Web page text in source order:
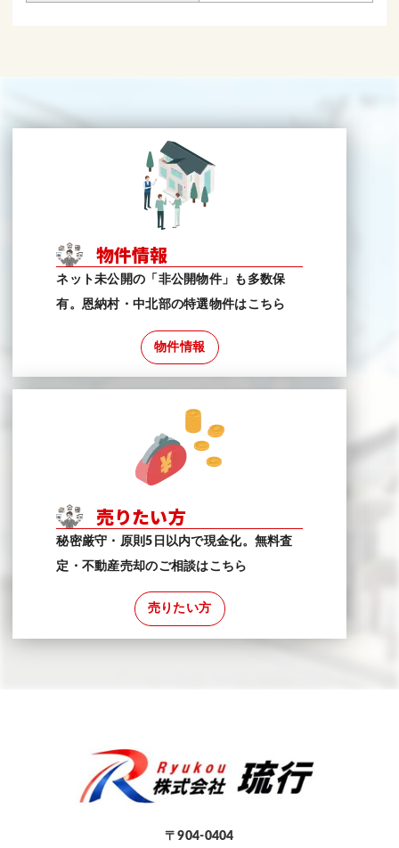
物件情報
ネット未公開の「非公開物件」も多数保
有。恩納村・中北部の特選物件はこちら
物件情報
売りたい方
秘密厳守・原則5日以内で現金化。無料査
定・不動産売却のご相談はこちら
売りたい方
〒904-0404